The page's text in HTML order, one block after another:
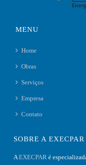
MENU
Home
Obras
Serviços
Empresa
Contato
SOBRE A EXECPAR
AEXECPARé